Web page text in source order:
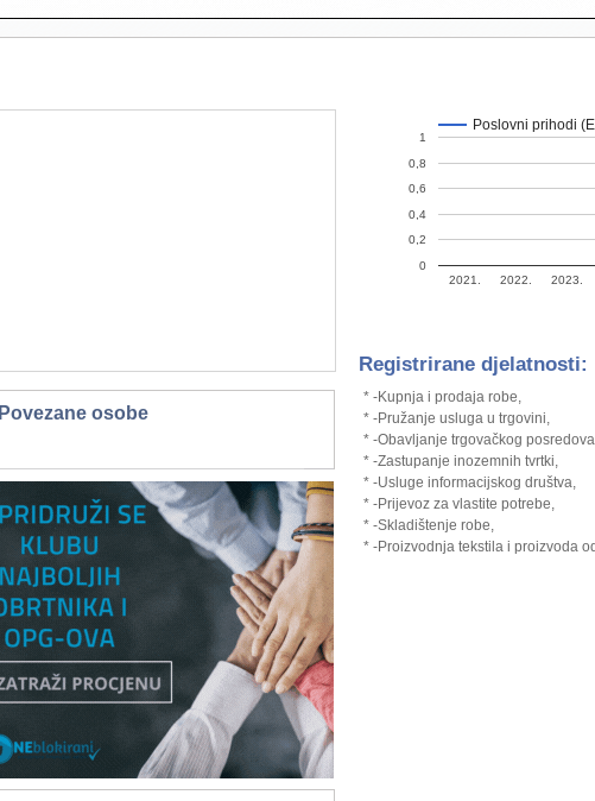
Povezane osobe
Poslovni prihodi
2021. 2022. 2023.
0
0,2
0,4
0,6
0,8
1
Registrirane djelatnosti:
* -Kupnja i prodaja robe,
* -Pružanje usluga u trgovini,
* -Obavljanje trgovačkog
* -Zastupanje inozemnih tvrtki,
* -Usluge informacijskog društva,
* -Prijevoz za vlastite potrebe,
* -Skladištenje robe,
* -Proizvodnja tekstila i proizvoda